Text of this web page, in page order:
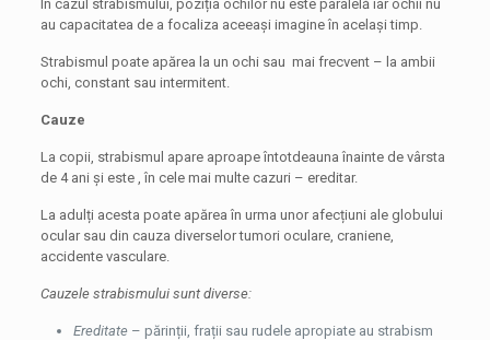
În cazul strabismului, poziția ochilor nu este paralelă iar ochii nu
au capacitatea de a focaliza aceeași imagine în același timp.
Strabismul poate apărea la un ochi sau mai frecvent – la ambii
ochi, constant sau intermitent.
Cauze
La copii, strabismul apare aproape întotdeauna înainte de vârsta
de 4 ani și este , în cele mai multe cazuri – ereditar.
La adulți acesta poate apărea în urma unor afecțiuni ale globului
ocular sau din cauza diverselor tumori oculare, craniene,
accidente vasculare.
Cauzele strabismului sunt diverse:
Ereditate– părinții, frații sau rudele apropiate au strabism